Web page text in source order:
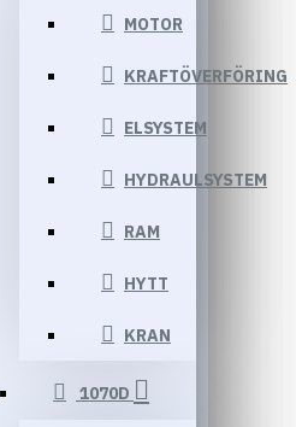
MOTOR
KRAFTÖVERFÖRING
ELSYSTEM
HYDRAULSYSTEM
RAM
HYTT
KRAN
1070D